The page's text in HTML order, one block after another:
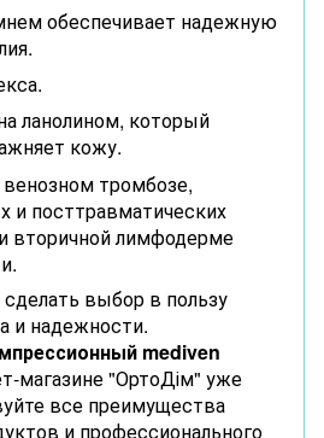
обеспечивает надежную
ланолином, который
кожу.
тромбозе,
и посттравматических
вторичной лимфодерме
выбор в пользу
и надежности.
mediven
магазине "ОртоДім" уже
все преимущества
и профессионального